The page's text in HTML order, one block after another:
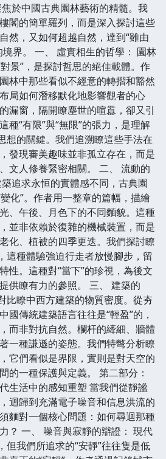
於中國古典園林藝術的精髓。我
閣的簡單羅列，而是深入探討這些
然，又如何超越自然，達到“雖由
境界。 一、 虛實相生的哲學： 園林
景”，是探討哲思的絕佳載體。作
林中那些看似不經意的轉摺和豁然
局如何潛移默化地影響觀者的心
漏窗，隔開瞭塵世的喧囂，卻又引
種“有限”與“無限”的張力，是理解
想的關鍵。我們追溯瞭這些手法在
發現審美趣味並非孤立存在，而是
文人修養緊密相關。 二、 流動的
追求永恒的實體感不同，古典園
化”。作者用一整章的篇幅，描繪
、午後、月色下的不同麵貌。這種
並非依賴於復雜的機械裝置，而是
化、植被的四季更迭。我們探討瞭
這種體驗強迫行走者放慢腳步，留
性。這種對“當下”的珍視，為後文
供瞭有力的參照。 三、 建築的
比瞭中西方建築的物質密度。從夯
國傳統建築語言往往是“輕盈”的，
而非對抗自然。欄杆的縴細、牆體
一種謙遜的姿態。我們特彆分析瞭
它們看似是界限，實則是對天空的
的一種保護與定義。 第二部分：
活中的感知重塑 當我們從靜謐
迴歸到充滿電子噪音和信息洪流的
麵對一個核心問題：如何尋迴那種
？ 一、 噪音與寂靜的辯證： 現代
但我們所追求的“安靜”往往隻是低